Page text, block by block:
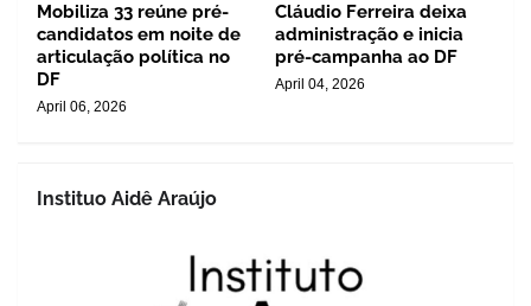
Mobiliza 33 reúne pré-
candidatos em noite de
articulação política no
DF
April 06, 2026
Cláudio Ferreira deixa
administração e inicia
pré-campanha ao DF
April 04, 2026
Instituo Aidê Araújo